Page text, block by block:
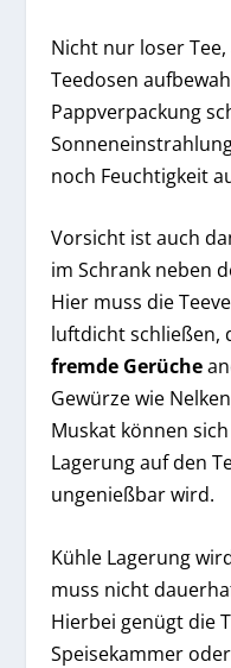
Nicht nur loser Tee,
Teedosen
Pappverpackung
noch Feuchtigkeit
Vorsicht ist auch
im Schrank neben
Hier muss die
luftdicht schließen,
fremde Gerüche
Gewürze wie
Muskat können
Lagerung auf den
ungenießbar wird.
Kühle Lagerung
muss nicht
Hierbei genügt die
Speisekammer